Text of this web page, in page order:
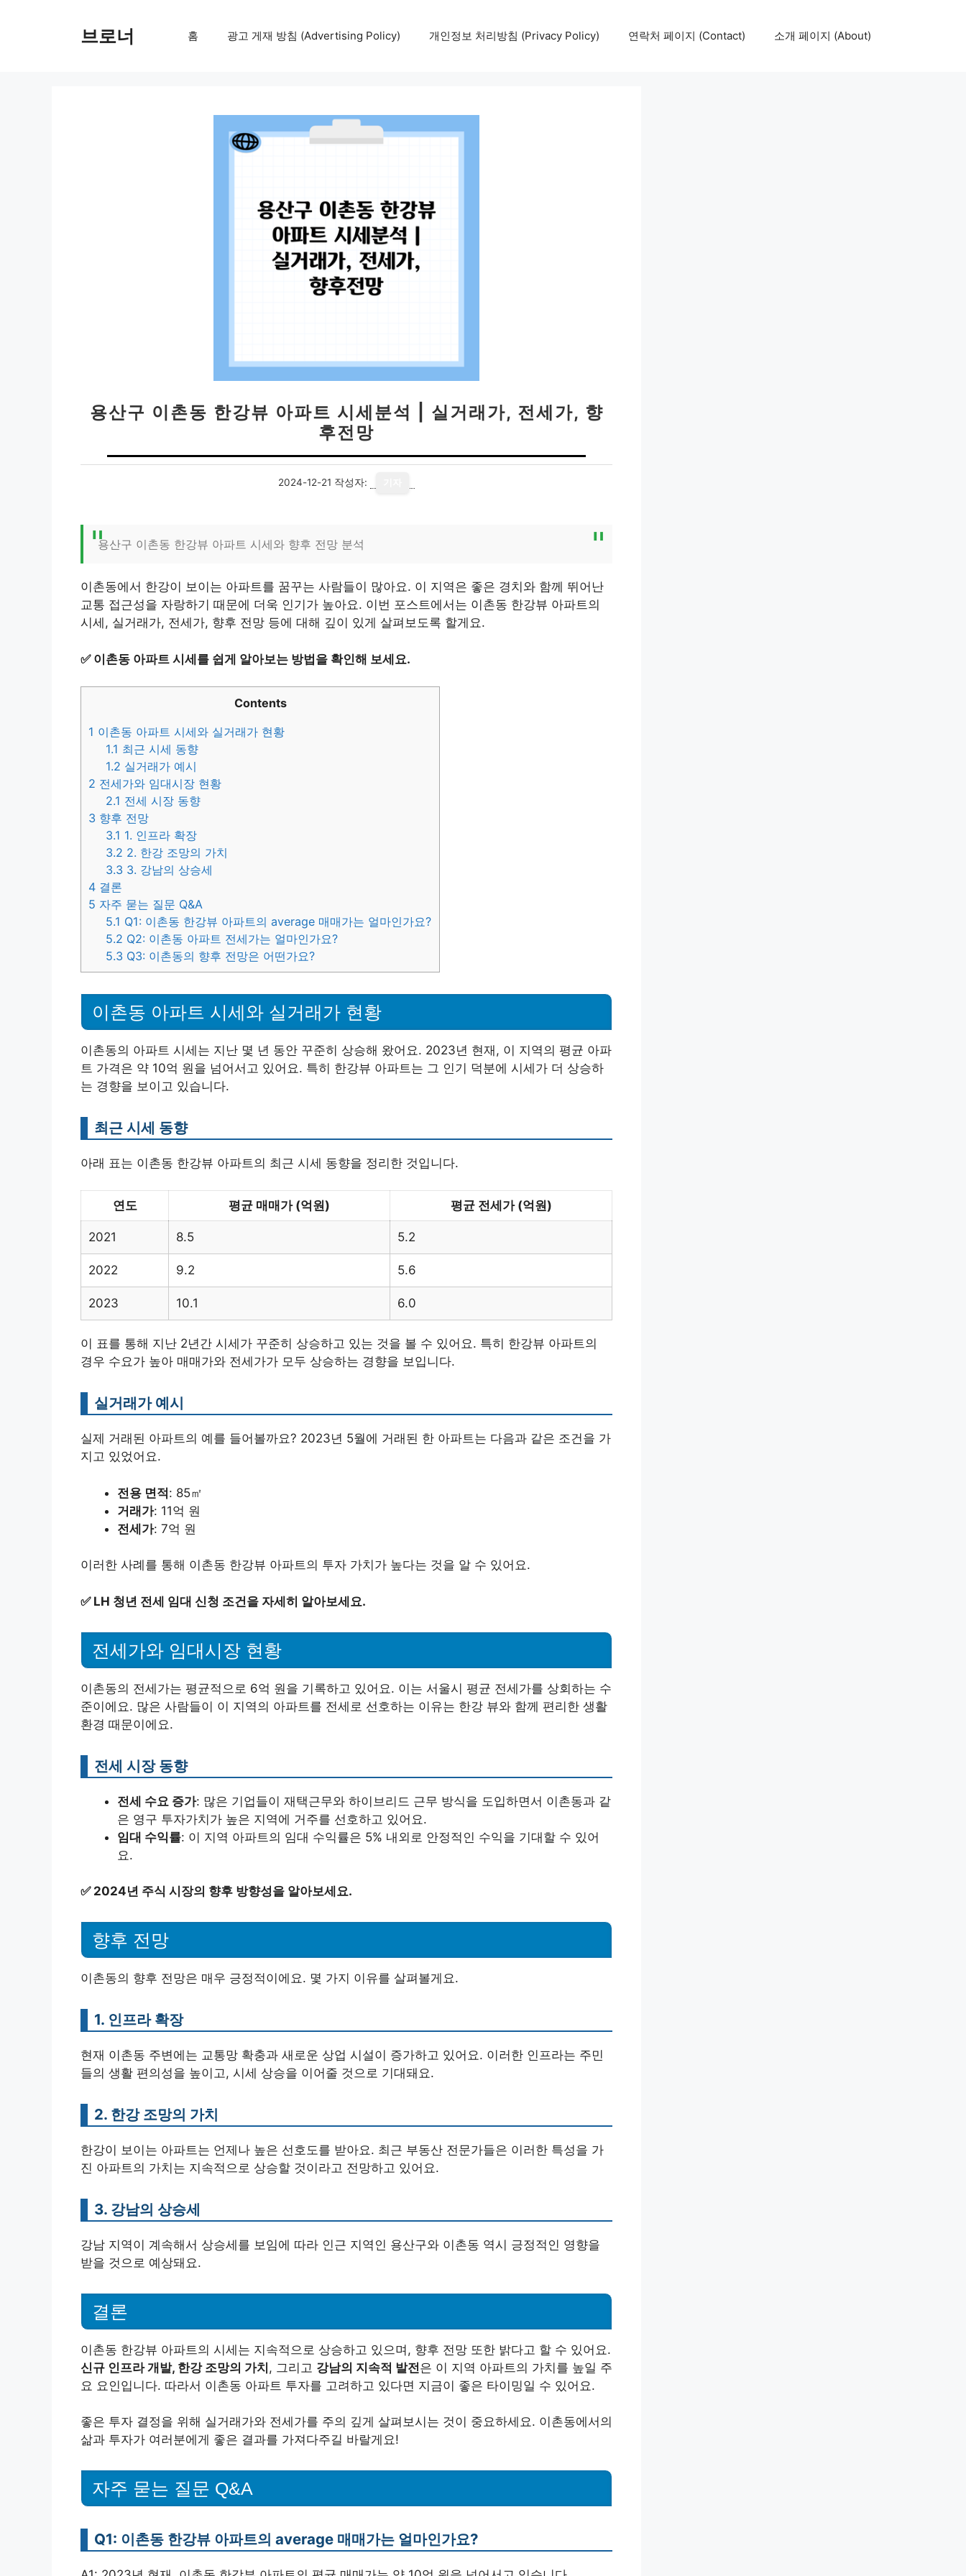
브로너 홈 광고 게재 방침 (Advertising Policy) 개인정보 처리방침 (Privacy Policy) 연락처 페이지 (Contact) 소개 페이지 (About)
용산구 이촌동 한강뷰 아파트 시세분석 | 실거래가, 전세가, 향
후전망
2024-12-21 작성자:
용산구 이촌동 한강뷰 아파트 시세와 향후 전망 분석
이촌동에서 한강이 보이는 아파트를 꿈꾸는 사람들이 많아요. 이 지역은 좋은 경치와 함께 뛰어난
교통 접근성을 자랑하기 때문에 더욱 인기가 높아요. 이번 포스트에서는 이촌동 한강뷰 아파트의
시세, 실거래가, 전세가, 향후 전망 등에 대해 깊이 있게 살펴보도록 할게요.
✅ 이촌동 아파트 시세를 쉽게 알아보는 방법을 확인해 보세요.
Contents
1 이촌동 아파트 시세와 실거래가 현황
1.1 최근 시세 동향
1.2 실거래가 예시
2 전세가와 임대시장 현황
2.1 전세 시장 동향
3 향후 전망
3.1 1. 인프라 확장
3.2 2. 한강 조망의 가치
3.3 3. 강남의 상승세
4 결론
5 자주 묻는 질문 Q&A
5.1 Q1: 이촌동 한강뷰 아파트의 average 매매가는 얼마인가요?
5.2 Q2: 이촌동 아파트 전세가는 얼마인가요?
5.3 Q3: 이촌동의 향후 전망은 어떤가요?
이촌동 아파트 시세와 실거래가 현황
이촌동의 아파트 시세는 지난 몇 년 동안 꾸준히 상승해 왔어요. 2023년 현재, 이 지역의 평균 아파
트 가격은 약 10억 원을 넘어서고 있어요. 특히 한강뷰 아파트는 그 인기 덕분에 시세가 더 상승하
는 경향을 보이고 있습니다.
최근 시세 동향
아래 표는 이촌동 한강뷰 아파트의 최근 시세 동향을 정리한 것입니다.
연도 평균 매매가 (억원) 평균 전세가 (억원)
2021 8.5 5.2
2022 9.2 5.6
2023 10.1 6.0
이 표를 통해 지난 2년간 시세가 꾸준히 상승하고 있는 것을 볼 수 있어요. 특히 한강뷰 아파트의
경우 수요가 높아 매매가와 전세가가 모두 상승하는 경향을 보입니다.
실거래가 예시
실제 거래된 아파트의 예를 들어볼까요? 2023년 5월에 거래된 한 아파트는 다음과 같은 조건을 가
지고 있었어요.
전용 면적: 85㎡
거래가: 11억 원
전세가: 7억 원
이러한 사례를 통해 이촌동 한강뷰 아파트의 투자 가치가 높다는 것을 알 수 있어요.
✅ LH 청년 전세 임대 신청 조건을 자세히 알아보세요.
전세가와 임대시장 현황
이촌동의 전세가는 평균적으로 6억 원을 기록하고 있어요. 이는 서울시 평균 전세가를 상회하는 수
준이에요. 많은 사람들이 이 지역의 아파트를 전세로 선호하는 이유는 한강 뷰와 함께 편리한 생활
환경 때문이에요.
전세 시장 동향
전세 수요 증가: 많은 기업들이 재택근무와 하이브리드 근무 방식을 도입하면서 이촌동과 같
은 영구 투자가치가 높은 지역에 거주를 선호하고 있어요.
임대 수익률: 이 지역 아파트의 임대 수익률은 5% 내외로 안정적인 수익을 기대할 수 있어
요.
✅ 2024년 주식 시장의 향후 방향성을 알아보세요.
향후 전망
이촌동의 향후 전망은 매우 긍정적이에요. 몇 가지 이유를 살펴볼게요.
1. 인프라 확장
현재 이촌동 주변에는 교통망 확충과 새로운 상업 시설이 증가하고 있어요. 이러한 인프라는 주민
들의 생활 편의성을 높이고, 시세 상승을 이어줄 것으로 기대돼요.
2. 한강 조망의 가치
한강이 보이는 아파트는 언제나 높은 선호도를 받아요. 최근 부동산 전문가들은 이러한 특성을 가
진 아파트의 가치는 지속적으로 상승할 것이라고 전망하고 있어요.
3. 강남의 상승세
강남 지역이 계속해서 상승세를 보임에 따라 인근 지역인 용산구와 이촌동 역시 긍정적인 영향을
받을 것으로 예상돼요.
결론
이촌동 한강뷰 아파트의 시세는 지속적으로 상승하고 있으며, 향후 전망 또한 밝다고 할 수 있어요.
신규 인프라 개발, 한강 조망의 가치, 그리고 강남의 지속적 발전은 이 지역 아파트의 가치를 높일 주
요 요인입니다. 따라서 이촌동 아파트 투자를 고려하고 있다면 지금이 좋은 타이밍일 수 있어요.
좋은 투자 결정을 위해 실거래가와 전세가를 주의 깊게 살펴보시는 것이 중요하세요. 이촌동에서의
삶과 투자가 여러분에게 좋은 결과를 가져다주길 바랄게요!
자주 묻는 질문 Q&A
Q1: 이촌동 한강뷰 아파트의 average 매매가는 얼마인가요?